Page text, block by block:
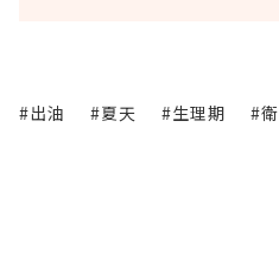
#出油 #夏天 #生理期 #